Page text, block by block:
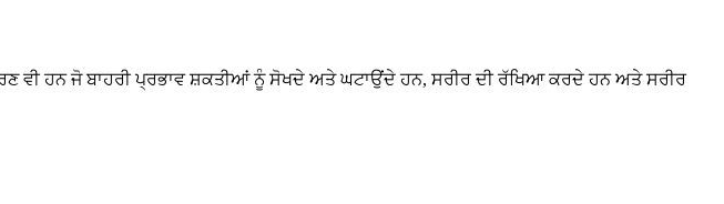
ਵੀ ਹਨ ਜੋ ਬਾਹਰੀ ਪ੍ਰਭਾਵ ਸ਼ਕਤੀਆਂ ਨੂੰ ਸੋਖਦੇ ਅਤੇ ਘਟਾਉਂਦੇ ਹਨ, ਸਰੀਰ ਦੀ ਰੱਖਿਆ ਕਰਦੇ ਹਨ ਅਤੇ ਸਰੀਰ